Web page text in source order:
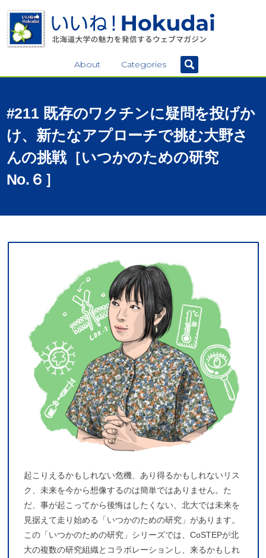
About Categories
#211 既存のワクチンに疑問を投げか
け、 新たなアプローチで挑む大野さ
んの挑戦［いつかのための研究
No.６］
起こりえるかもしれない危機、あり得るかもしれないリス
ク、未来を今から想像するのは簡単ではありません。た
だ、事が起こってから後悔はしたくない、北大では未来を
見据えて走り始める「いつかのための研究」があります。
この「いつかのための研究」シリーズでは、CoSTEPが北
大の複数の研究組織とコラボレーションし、来るかもしれ